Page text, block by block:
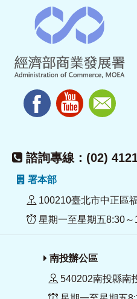
諮詢專線：(02)
署本部
100210臺北市中正區
星期一至星期五8:30～
南投辦公區
540202南投縣南